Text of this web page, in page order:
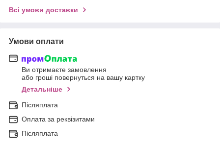
Всі умови доставки
Умови оплати
Ви отримаєте замовлення
або гроші повернуться на вашу картку
Детальніше
Післяплата
Оплата за реквізитами
Післяплата